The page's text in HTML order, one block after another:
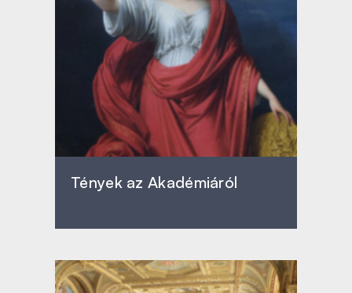
Tények az Akadémiáról